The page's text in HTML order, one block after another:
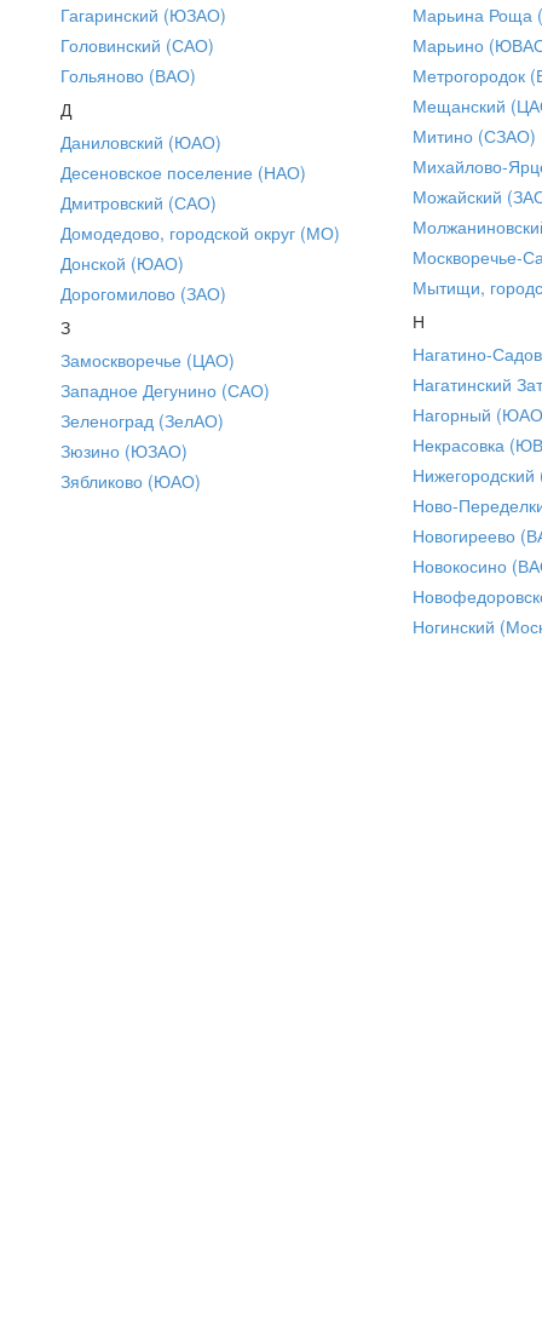
Гагаринский (ЮЗАО)
Головинский (САО)
Гольяново (ВАО)
Д
Даниловский (ЮАО)
Десеновское поселение (НАО)
Дмитровский (САО)
Домодедово, городской округ (МО)
Донской (ЮАО)
Дорогомилово (ЗАО)
З
Замоскворечье (ЦАО)
Западное Дегунино (САО)
Зеленоград (ЗелАО)
Зюзино (ЮЗАО)
Зябликово (ЮАО)
Марьина Роща
Марьино
Метрогородок
Мещанский
Митино (СЗАО)
Михайлово-
Можайский
Москворечье-
Мытищи,
Н
Нагатино-
Нагатинский
Нагорный
Некрасовка
Ново-
Новогиреево
Новокосино
Ногинский